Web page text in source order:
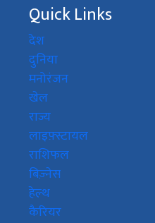
Quick Links
देश
दुनिया
मनोरंजन
खेल
राज्य
लाइफ़्स्टायल
राशिफल
बिज़्नेस
हेल्थ
कैरियर